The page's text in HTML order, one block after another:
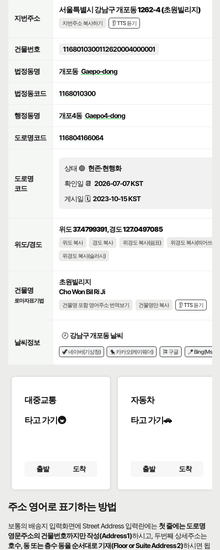
지번주소
서울특별시 강남구 개포동 1262-4 (초원빌리지)
지번주소 복사하기 👂 TTS 듣기
건물번호 1168010300112620004000001
법정동명 개포동 Gaepo-dong
법정동코드 1168010300
행정동명 개포4동 Gaepo4-dong
도로명코드 116804166064
도로명
코드
상태 🟢 현존·현행화
확인일 📆 2026-07-07 KST
게시일 🗓️ 2023-10-15 KST
위도/경도
위도 37.4799391, 경도 127.0497085
위도 복사 경도 복사 위경도 복사(쉼표)
위경도 복사(띄어쓰기)
위경도 복사(슬러시)
건물명
로마자표기법
초원빌리지
Cho Won Bil Ri Ji
건물명 포함 영어주소 번역보기 건물명만 복사 👂 TTS 듣기
날씨정보
🕗 강남구 개포동 날씨
🦖 네이버(기상청) 🐤 카카오(케이웨더) 🎏 구글 🪁 Bing(Msn)
대중교통
타고 가기🚇
출발 도착
자동차
타고 가기🚗
출발 도착
주소 영어로 표기하는 방법
보통의 배송지 입력화면에 Street Address 입력란에는 첫 줄에는 도로명
영문주소의 건물번호까지만 작성(Address1)하시고, 두번째 상세주소는
호수, 동 또는 층수 동을 순서대로 기재(Floor or Suite Address2)하시면 됩